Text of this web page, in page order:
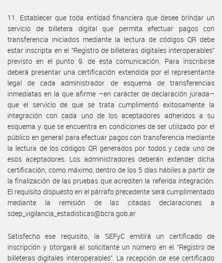
11. Establecer que toda entidad financiera que desee brindar un
servicio de billetera digital que permita efectuar pagos con
transferencia iniciados mediante la lectura de códigos QR debe
estar inscripta en el “Registro de billeteras digitales interoperables”
previsto en el punto 9. de esta comunicación. Para inscribirse
deberá presentar una certificación extendida por el representante
legal de cada administrador de esquema de transferencias
inmediatas en la que afirme –en carácter de declaración jurada–
que el servicio de que se trata cumplimentó exitosamente la
integración con cada uno de los aceptadores adheridos a su
esquema y que se encuentra en condiciones de ser utilizado por el
público en general para efectuar pagos con transferencia mediante
la lectura de los códigos QR generados por todos y cada uno de
esos aceptadores. Los administradores deberán extender dicha
certificación, como máximo, dentro de los 5 días hábiles a partir de
la finalización de las pruebas que acrediten la referida integración.
El requisito dispuesto en el párrafo precedente será cumplimentado
mediante la remisión de las citadas declaraciones a
sdep_vigilancia_estadisticas@bcra.gob.ar
Satisfecho ese requisito, la SEFyC emitirá un certificado de
inscripción y otorgará al solicitante un número en el “Registro de
billeteras digitales interoperables”. La recepción de ese certificado